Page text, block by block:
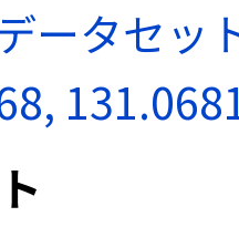
ータセッ